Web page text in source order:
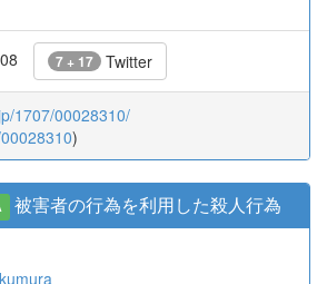
7 + 17 Twitter
1707/00028310/
)
被害者の行為を利用した殺人行為